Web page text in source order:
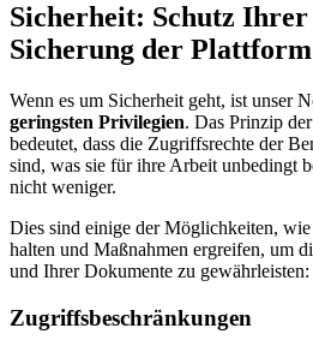
Sicherheit: Schutz Ihrer
Sicherung der Plattform
Wenn es um Sicherheit geht, ist unser
geringsten Privilegien. Das Prinzip
bedeutet, dass die Zugriffsrechte der
sind, was sie für ihre Arbeit unbedingt
nicht weniger.
Dies sind einige der Möglichkeiten,
halten und Maßnahmen ergreifen, um
und Ihrer Dokumente zu gewährleisten:
Zugriffsbeschränkungen